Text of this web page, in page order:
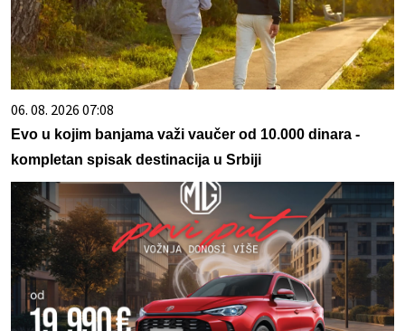
06. 08. 2026 07:08
Evo u kojim banjama važi vaučer od 10.000 dinara -
kompletan spisak destinacija u Srbiji